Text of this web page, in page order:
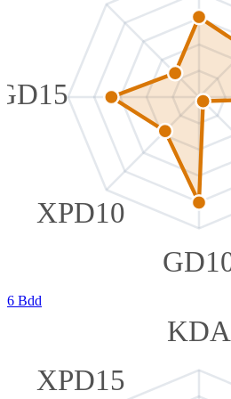
XPD10
6 Bdd
KDA
XPD15